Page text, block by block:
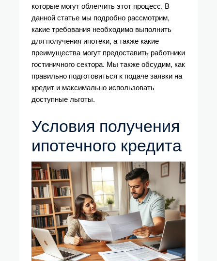
которые могут облегчить этот процесс. В
данной статье мы подробно рассмотрим,
какие требования необходимо выполнить
для получения ипотеки, а также какие
преимущества могут предоставить работники
гостиничного сектора. Мы также обсудим, как
правильно подготовиться к подаче заявки на
кредит и максимально использовать
доступные льготы.
Условия получения
ипотечного кредита